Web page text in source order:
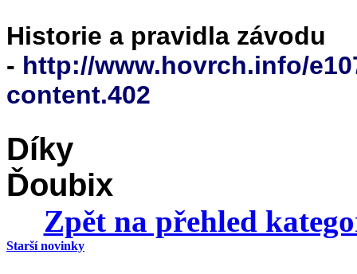
Historie a pravidla závodu
- http://www.hovrch.info/
content.402
Díky
Ďoubix
Zpět na přehled
Starší novinky